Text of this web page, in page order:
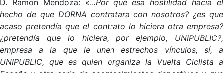
D. Ramón Mendoza: «...Por qué esa hostilidad hacia el
hecho de que DORNA contratara con nosotros? ¿es que
acaso pretendía que el contrato lo hiciera otra empresa?
¿pretendía que lo hiciera, por ejemplo, UNIPUBLIC?,
empresa a la que le unen estrechos vínculos, sí, a
UNIPUBLIC, que es quien organiza la Vuelta Ciclista a